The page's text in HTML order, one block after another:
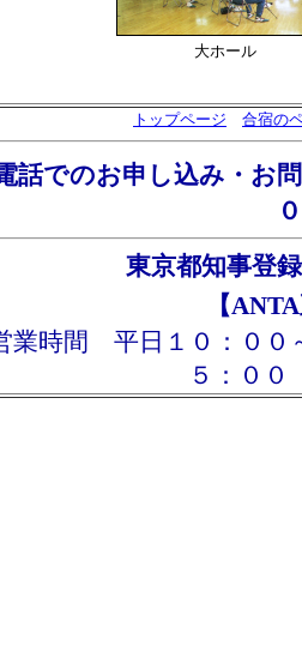
大ホール
トップページ 合宿の
話でのお申し込み・お
東京都知事登
【ANTA
業時間 平日１０：０
５：０